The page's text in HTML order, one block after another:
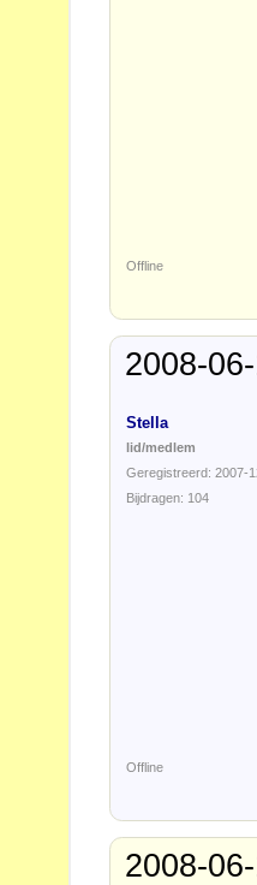
Offline
2008-
Stella
lid/medlem
Geregistreerd: 2007-
Bijdragen: 104
Offline
2008-